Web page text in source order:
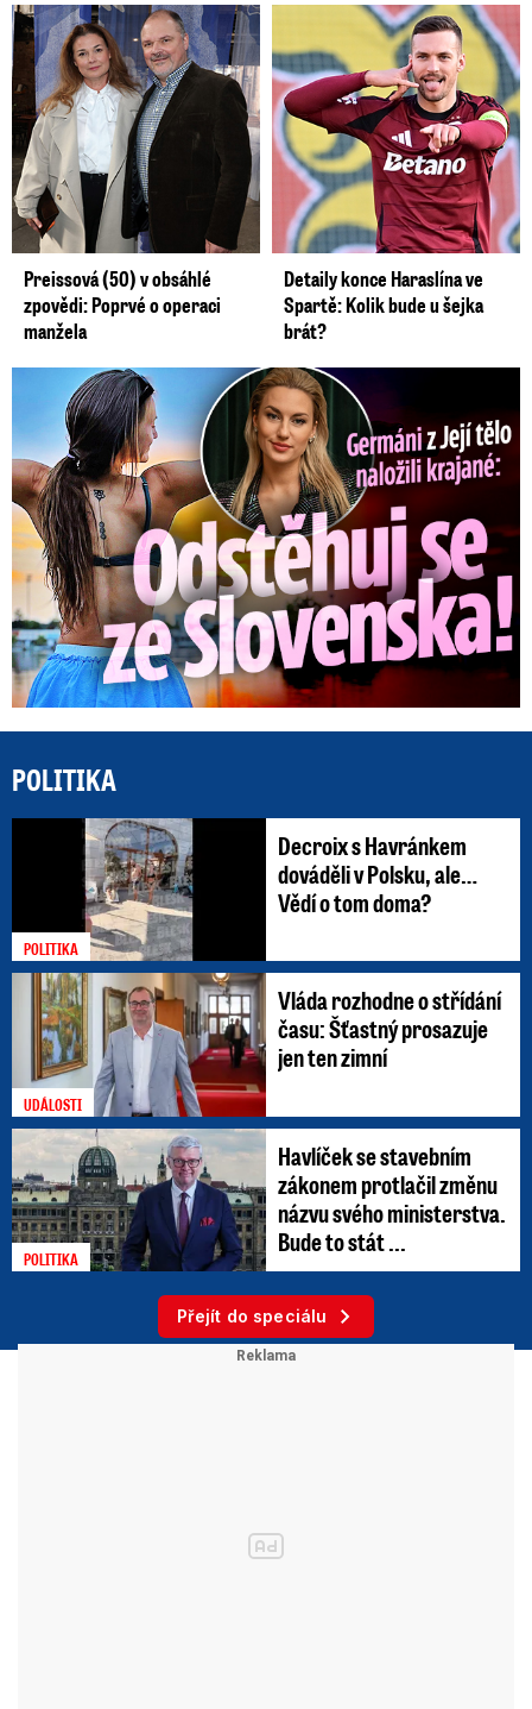
Preissová (50) v obsáhlé
zpovědi: Poprvé o operaci
manžela
Detaily konce Haraslína ve
Spartě: Kolik bude u šejka
brát?
Germáni z Jejího těla: Odstěhuj se, vzkázali jí krajané
POLITIKA
POLITIKA
Decroix s Havránkem
dováděli v Polsku, ale…
Vědí o tom doma?
UDÁLOSTI
Vláda rozhodne o střídání
času: Šťastný prosazuje
jen ten zimní
POLITIKA
Havlíček se stavebním
zákonem protlačil změnu
názvu svého ministerstva.
Bude to stát ...
Přejít do speciálu